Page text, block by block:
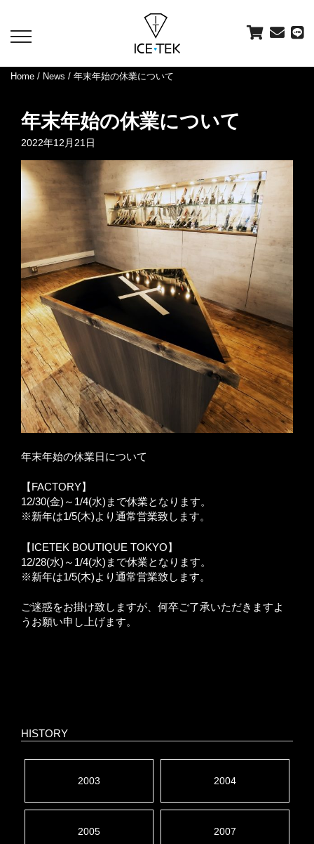
toggle
Home / News / 年末年始の休業について
年末年始の休業について
2022年12月21日
年末年始の休業日について
【FACTORY】
12/30(金)～1/4(水)まで休業となります。
※新年は1/5(木)より通常営業致します。
【ICETEK BOUTIQUE TOKYO】
12/28(水)～1/4(水)まで休業となります。
※新年は1/5(木)より通常営業致します。
ご迷惑をお掛け致しますが、何卒ご了承いただきますよ
うお願い申し上げます。
HISTORY
2003 2004
2005 2007